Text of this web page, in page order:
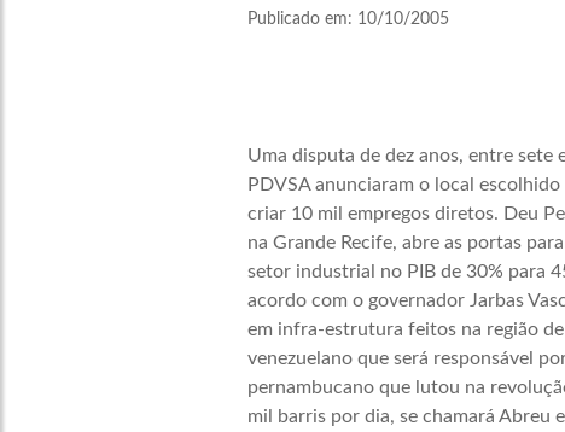
Publicado em: 10/10/2005
Uma disputa de dez anos, entre
PDVSA anunciaram o local
criar 10 mil empregos diretos. Deu
na Grande Recife, abre as portas
setor industrial no PIB de 30% para
acordo com o governador Jarbas
em infra-estrutura feitos na região
venezuelano que será responsável
pernambucano que lutou na
mil barris por dia, se chamará Abreu